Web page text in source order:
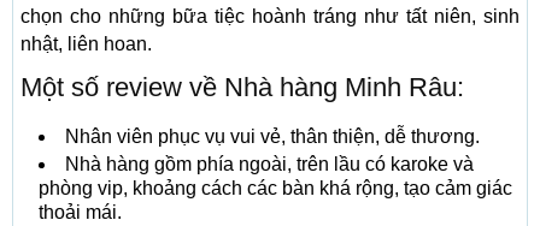
chọn cho những bữa tiệc hoành tráng như tất niên, sinh
nhật, liên hoan.
Một số review về Nhà hàng Minh Râu:
Nhân viên phục vụ vui vẻ, thân thiện, dễ thương.
Nhà hàng gồm phía ngoài, trên lầu có karoke và
phòng vip, khoảng cách các bàn khá rộng, tạo cảm giác
thoải mái.